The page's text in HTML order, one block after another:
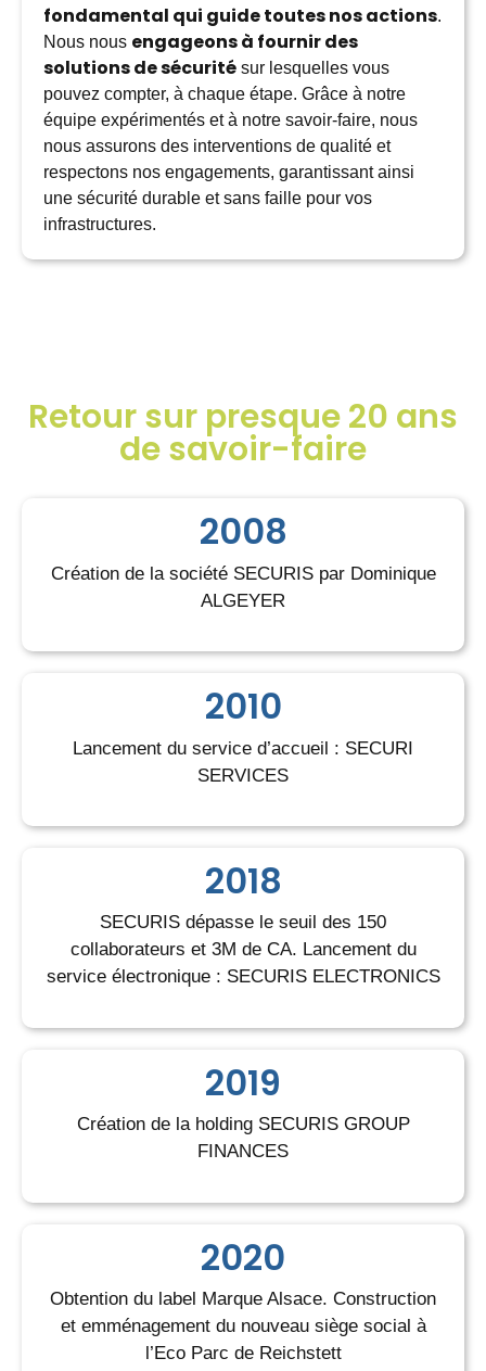
fondamental qui guide toutes nos actions.
Nous nous engageons à fournir des
solutions de sécurité sur lesquelles vous
pouvez compter, à chaque étape. Grâce à notre
équipe expérimentés et à notre savoir-faire, nous
nous assurons des interventions de qualité et
respectons nos engagements, garantissant ainsi
une sécurité durable et sans faille pour vos
infrastructures.
Retour sur presque 20 ans
de savoir-faire
2008
Création de la société SECURIS par Dominique
ALGEYER
2010
Lancement du service d’accueil : SECURI
SERVICES
2018
SECURIS dépasse le seuil des 150
collaborateurs et 3M de CA. Lancement du
service électronique : SECURIS ELECTRONICS
2019
Création de la holding SECURIS GROUP
FINANCES
2020
Obtention du label Marque Alsace. Construction
et emménagement du nouveau siège social à
l’Eco Parc de Reichstett